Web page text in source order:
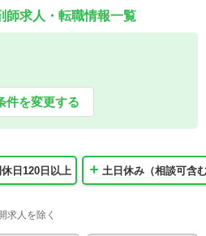
師求人・転職情報一覧
件を変更する
日120日以上 土日休み（相談可含
求人を除く